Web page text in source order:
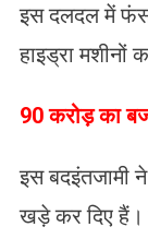
इस दलदल में फंस
हाइड्रा मशीनों
​90 करोड़ का
इस बदइंतजामी
खड़े कर दिए